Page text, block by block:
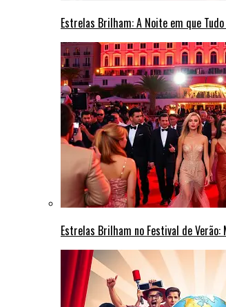
Estrelas Brilham: A Noite em que
Estrelas Brilham no Festival de